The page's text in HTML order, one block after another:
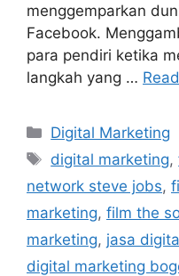
menggemparkan
Facebook.
para pendiri ketika
langkah yang …
Digital Marketing
digital marketing,
network steve jobs,
marketing, film the
marketing, jasa
digital marketing